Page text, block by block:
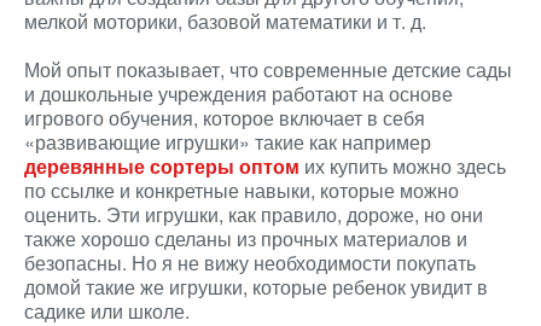
мелкой моторики, базовой математики и т. д.
Мой опыт показывает, что современные детские сады
и дошкольные учреждения работают на основе
игрового обучения, которое включает в себя
«развивающие игрушки» такие как например
деревянные сортеры оптом их купить можно здесь
по ссылке и конкретные навыки, которые можно
оценить. Эти игрушки, как правило, дороже, но они
также хорошо сделаны из прочных материалов и
безопасны. Но я не вижу необходимости покупать
домой такие же игрушки, которые ребенок увидит в
садике или школе.